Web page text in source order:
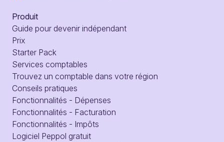
Produit
Guide pour devenir indépendant
Prix
Starter Pack
Services comptables
Trouvez un comptable dans votre région
Conseils pratiques
Fonctionnalités - Dépenses
Fonctionnalités - Facturation
Fonctionnalités - Impôts
Logiciel Peppol gratuit